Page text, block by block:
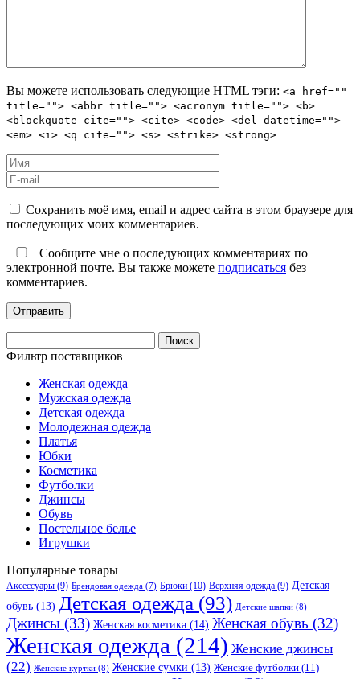
Вы можете использовать следующие HTML тэги: <a href=""
title=""> <abbr title=""> <acronym title=""> <b>
<blockquote cite=""> <cite> <code> <del datetime="">
<em> <i> <q cite=""> <s> <strike> <strong>
Сохранить моё имя, email и адрес сайта в этом браузере для
последующих моих комментариев.
Сообщите мне о последующих комментариях по
электронной почте. Вы также можете подписаться без
комментариев.
Фильтр поставщиков
Женская одежда
Мужская одежда
Детская одежда
Молодежная одежда
Платья
Юбки
Косметика
Футболки
Джинсы
Обувь
Постельное белье
Игрушки
Популярные товары
Аксессуары (9) Брендовая одежда (7) Брюки (10) Верхняя одежда (9) Детская
обувь (13) Детская одежда (93) Детские шапки (8)
Джинсы (33) Женская косметика (14) Женская обувь (32)
Женская одежда (214) Женские джинсы
(22) Женские куртки (8) Женские сумки (13) Женские футболки (11)